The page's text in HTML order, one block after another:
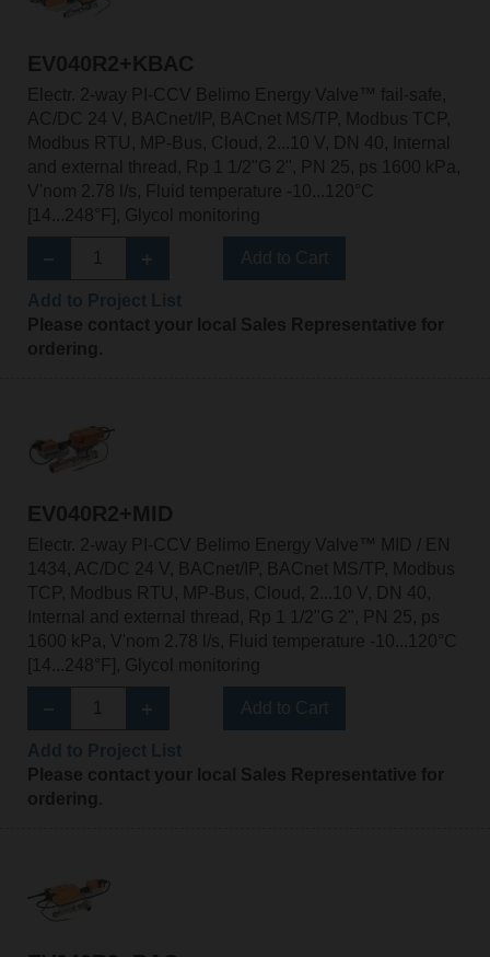
EV040R2+KBAC
Electr. 2-way PI-CCV Belimo Energy Valve™ fail-safe,
AC/DC 24 V, BACnet/IP, BACnet MS/TP, Modbus TCP,
Modbus RTU, MP-Bus, Cloud, 2...10 V, DN 40, Internal
and external thread, Rp 1 1/2"G 2", PN 25, ps 1600 kPa,
V'nom 2.78 l/s, Fluid temperature -10...120°C
[14...248°F], Glycol monitoring
Please contact your local Sales Representative for
ordering.
EV040R2+MID
Electr. 2-way PI-CCV Belimo Energy Valve™ MID / EN
1434, AC/DC 24 V, BACnet/IP, BACnet MS/TP, Modbus
TCP, Modbus RTU, MP-Bus, Cloud, 2...10 V, DN 40,
Internal and external thread, Rp 1 1/2"G 2", PN 25, ps
1600 kPa, V'nom 2.78 l/s, Fluid temperature -10...120°C
[14...248°F], Glycol monitoring
Please contact your local Sales Representative for
ordering.